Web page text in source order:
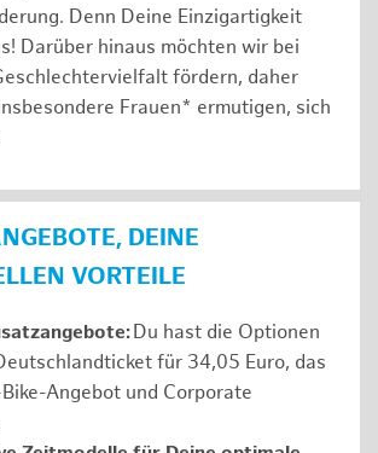
Denn Deine Einzigartigkeit
Darüber hinaus möchten wir bei
fördern, daher
Frauen* ermutigen, sich
DEINE
VORTEILE
Du hast die Optionen
für 34,05 Euro, das
Angebot und Corporate